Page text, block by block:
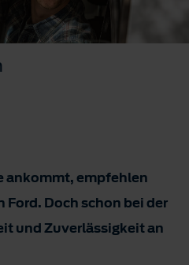
ankommt, empfehlen
Doch schon bei der
und Zuverlässigkeit an